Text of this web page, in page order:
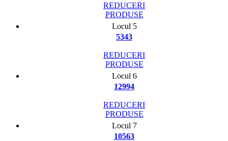
REDUCERI
PRODUSE
Locul 5
5343
REDUCERI
PRODUSE
Locul 6
12994
REDUCERI
PRODUSE
Locul 7
10563